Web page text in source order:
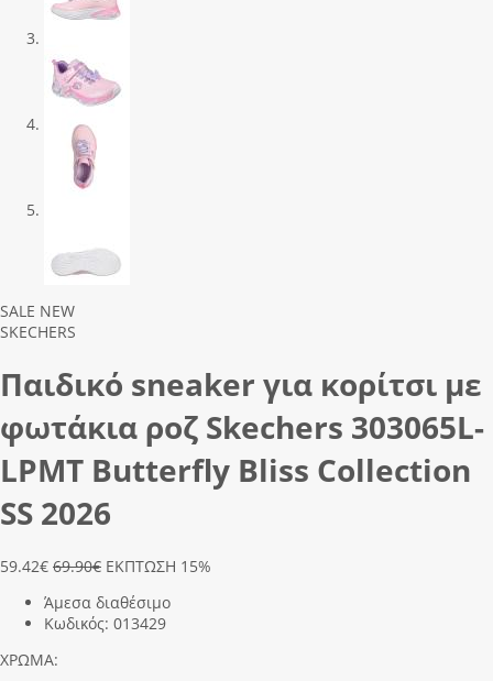
Previous
Next
SALE NEW
SKECHERS
Παιδικό sneaker για κορίτσι με
φωτάκια ροζ Skechers 303065L-
LΡΜΤ Butterfly Bliss Collection
SS 2026
59.42€ 69.90€ ΕΚΠΤΩΣΗ 15%
Άμεσα διαθέσιμο
Κωδικός: 013429
ΧΡΩΜΑ: